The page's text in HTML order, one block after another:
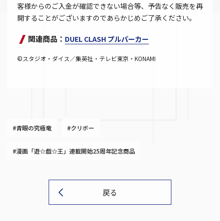
客様からのご入金が確認できない場合等、予告なく販売を再
開することがございますのであらかじめご了承ください。
関連商品： DUEL CLASH プルパーカー
©スタジオ・ダイス／集英社・テレビ東京・KONAMI
#青眼の究極竜 #クリボー
#漫画「遊☆戯☆王」連載開始25周年記念商品
戻る